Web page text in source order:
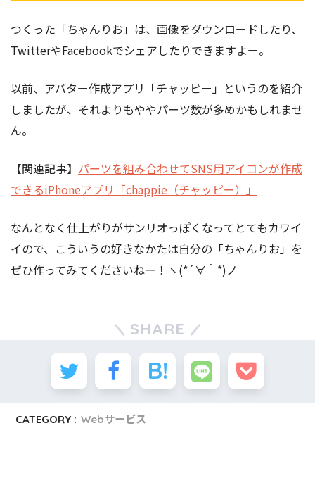
つくった「ちゃんりお」は、画像をダウンロードしたり、
TwitterやFacebookでシェアしたりできますよー。
以前、アバター作成アプリ「チャッピー」というのを紹介
しましたが、それよりもややパーツ数が多めかもしれませ
ん。
【関連記事】 パーツを組み合わせてSNS用アイコンが作成
できるiPhoneアプリ「chappie（チャッピー）」
なんとなく仕上がりがサンリオっぽくなってとてもカワイ
イので、こういうの好きなかたは自分の「ちゃんりお」を
ぜひ作ってみてくださいねー！ヽ(*´∀｀*)ノ
SHARE
CATEGORY : Webサービス